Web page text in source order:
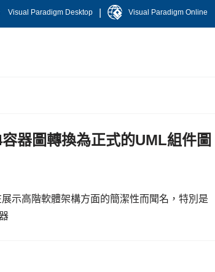
Visual Paradigm Desktop Visual Paradigm Online
器圖轉換為正式的UML組件圖
示高階軟體架構方面的簡潔性而聞名，特別是